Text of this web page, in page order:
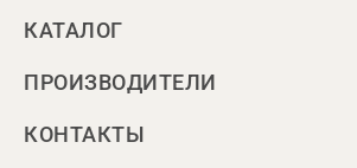
КАТАЛОГ
ПРОИЗВОДИТЕЛИ
КОНТАКТЫ